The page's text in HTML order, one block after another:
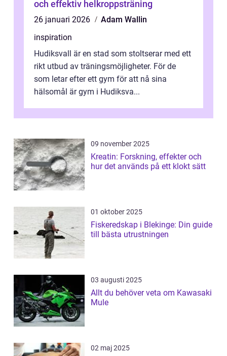
och effektiv helkroppsträning
26 januari 2026
Adam Wallin
inspiration
Hudiksvall är en stad som stoltserar med ett
rikt utbud av träningsmöjligheter. För de
som letar efter ett gym för att nå sina
hälsomål är gym i Hudiksva...
09 november 2025
Kreatin: Forskning, effekter och
hur det används på ett klokt sätt
01 oktober 2025
Fiskeredskap i Blekinge: Din guide
till bästa utrustningen
03 augusti 2025
Allt du behöver veta om Kawasaki
Mule
02 maj 2025